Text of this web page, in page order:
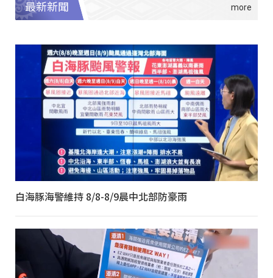
最新新聞
白海豚海警維持 8/8-8/9晨中北部防豪雨